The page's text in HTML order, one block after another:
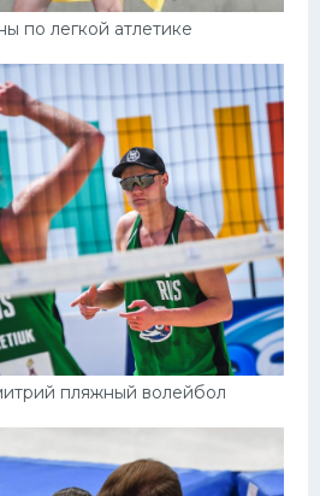
по легкой атлетике
пляжный волейбол